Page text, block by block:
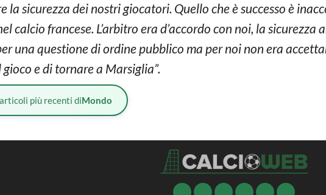
la sicurezza dei nostri giocatori. Quello che è successo è
calcio francese. L’arbitro era d’accordo con noi, la
una questione di ordine pubblico ma per noi non era
e di tornare a Marsiglia”.
più recenti diMondo